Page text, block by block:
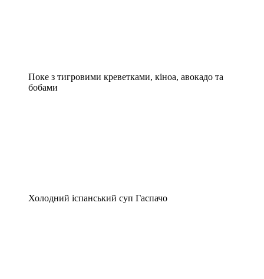
Поке з тигровими креветками, кіноа, авокадо та
бобами
Холодний іспанський суп Гаспачо